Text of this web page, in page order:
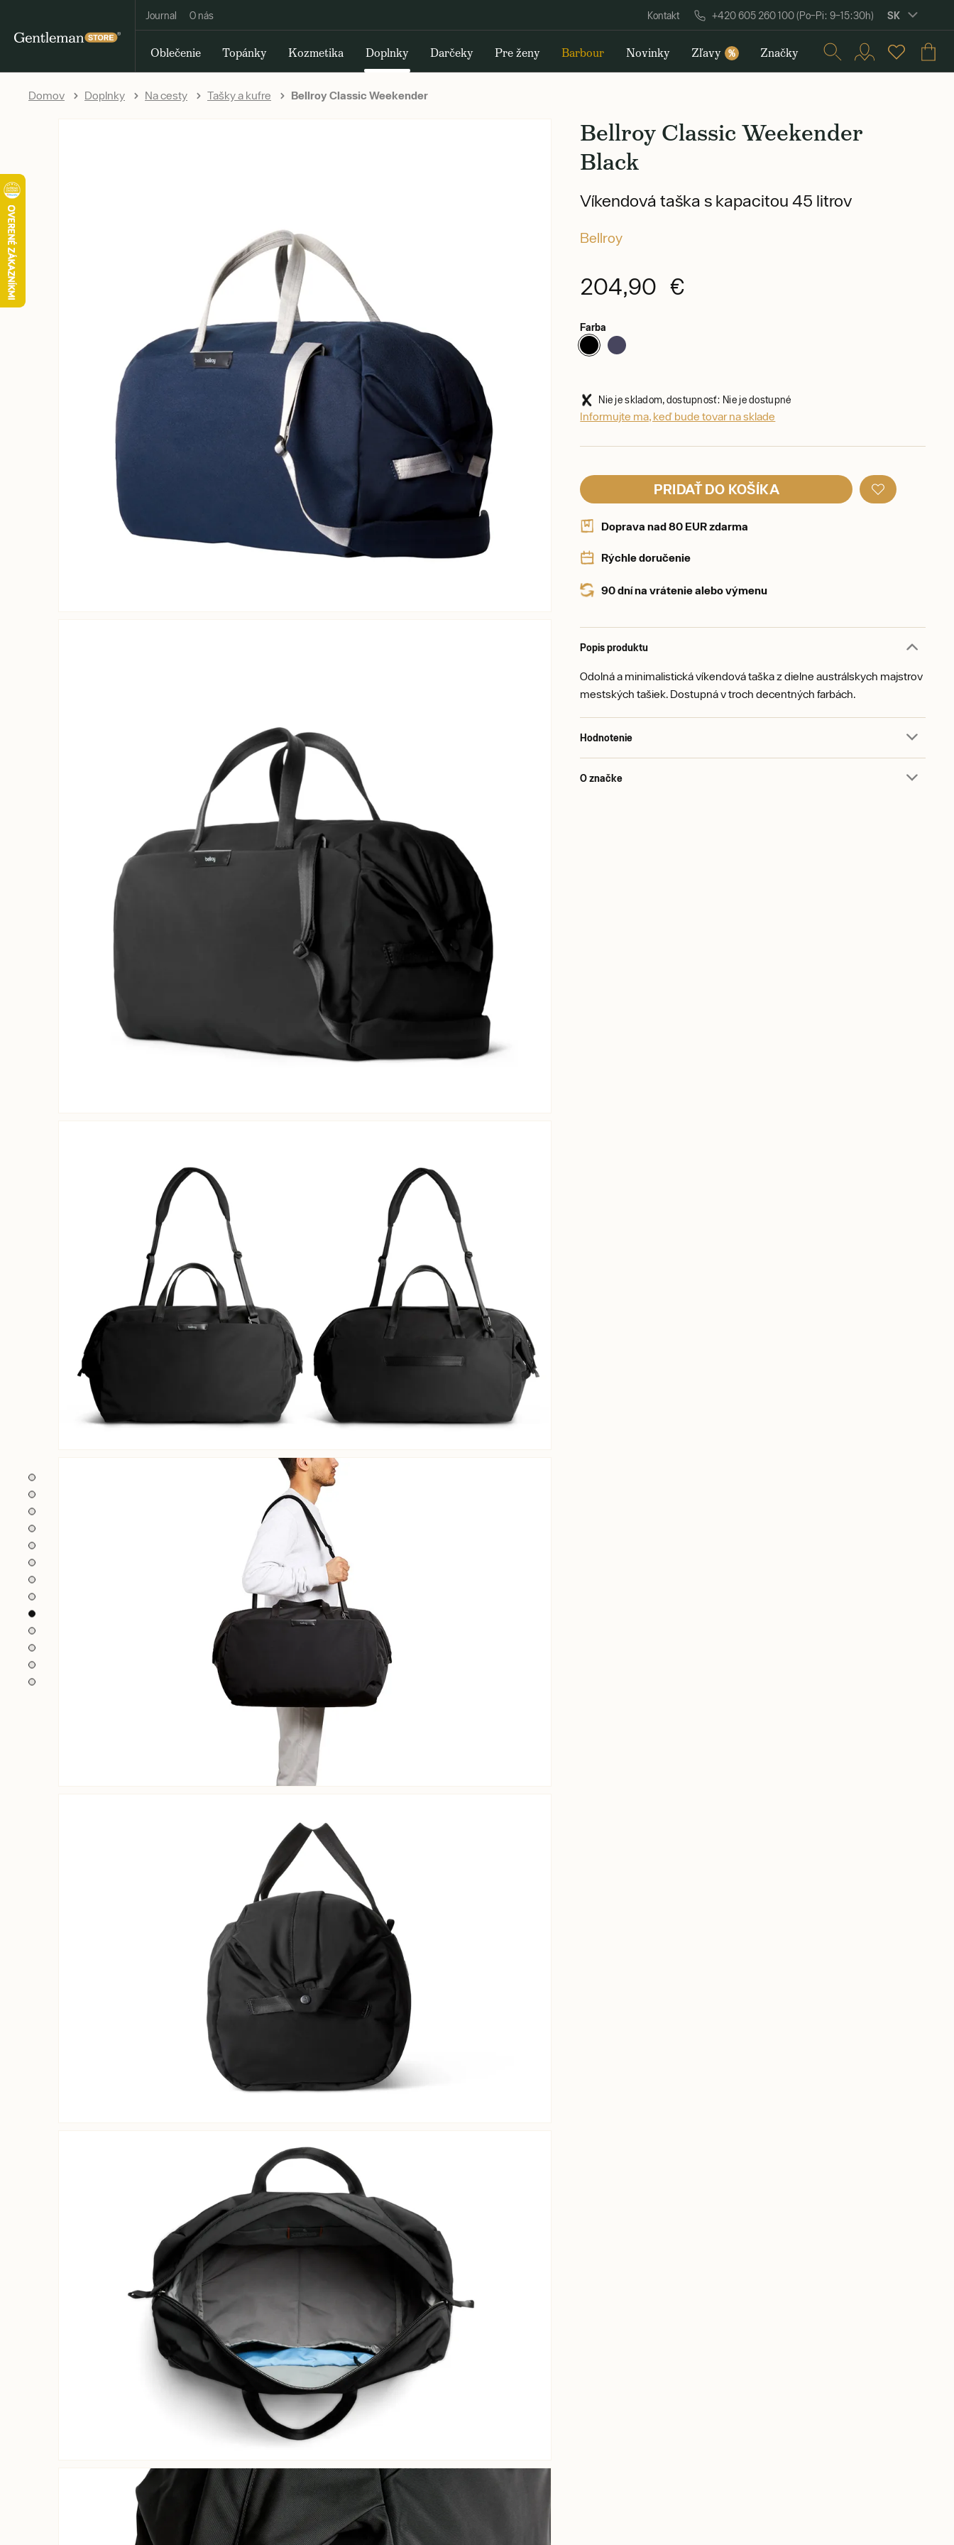
Journal O nás Kontakt +420 605 260 100 (Po–Pi: 9–15:30h) SK
Oblečenie Topánky Kozmetika Doplnky Darčeky Pre ženy Barbour Novinky Zľavy % Značky
Domov Doplnky Na cesty Tašky a kufre Bellroy Classic Weekender
Bellroy Classic Weekender
Black
Víkendová taška s kapacitou 45 litrov
Bellroy
204,90 €
Farba
Nie je skladom, dostupnosť: Nie je dostupné
Informujte ma, keď bude tovar na sklade
PRIDAŤ DO KOŠÍKA
Doprava nad 80 EUR zdarma
Rýchle doručenie
90 dní na vrátenie alebo výmenu
Popis produktu
Odolná a minimalistická víkendová taška z dielne austrálskych majstrov
mestských tašiek. Dostupná v troch decentných farbách.
Hodnotenie
O značke